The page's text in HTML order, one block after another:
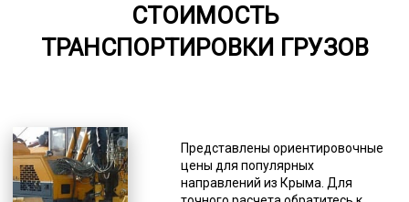
СТОИМОСТЬ
ТРАНСПОРТИРОВКИ ГРУЗОВ
Представлены ориентировочные
цены для популярных
направлений из Крыма. Для